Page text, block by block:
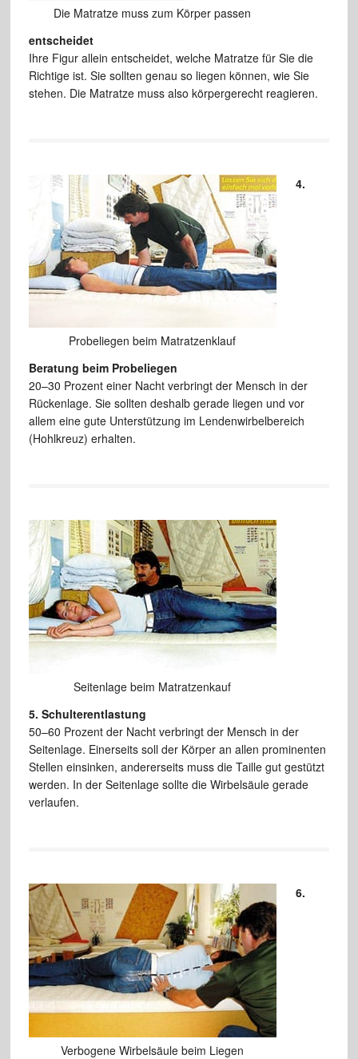
Die Matratze muss zum Körper passen
entscheidet
Ihre Figur allein entscheidet, welche Matratze für Sie die
Richtige ist. Sie sollten genau so liegen können, wie Sie
stehen. Die Matratze muss also körpergerecht reagieren.
Probeliegen beim Matratzenklauf
4.
Beratung beim Probeliegen
20–30 Prozent einer Nacht verbringt der Mensch in der
Rückenlage. Sie sollten deshalb gerade liegen und vor
allem eine gute Unterstützung im Lendenwirbelbereich
(Hohlkreuz) erhalten.
Seitenlage beim Matratzenkauf
5. Schulterentlastung
50–60 Prozent der Nacht verbringt der Mensch in der
Seitenlage. Einerseits soll der Körper an allen prominenten
Stellen einsinken, andererseits muss die Taille gut gestützt
werden. In der Seitenlage sollte die Wirbelsäule gerade
verlaufen.
Verbogene Wirbelsäule beim Liegen
6.